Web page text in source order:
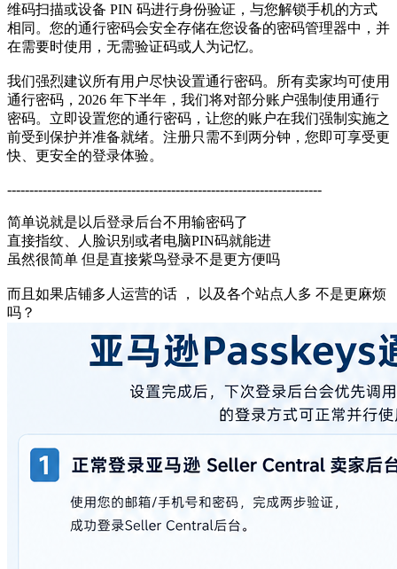
维码扫描或设备 PIN 码进行身份验证，与您解锁手机的方式
相同。您的通行密码会安全存储在您设备的密码管理器中，并
在需要时使用，无需验证码或人为记忆。
我们强烈建议所有用户尽快设置通行密码。所有卖家均可使用
通行密码，2026 年下半年，我们将对部分账户强制使用通行
密码。立即设置您的通行密码，让您的账户在我们强制实施之
前受到保护并准备就绪。注册只需不到两分钟，您即可享受更
快、更安全的登录体验。
-----------------------------------------------------------------------
简单说就是以后登录后台不用输密码了
直接指纹、人脸识别或者电脑PIN码就能进
虽然很简单 但是直接紫鸟登录不是更方便吗
而且如果店铺多人运营的话 ， 以及各个站点人多 不是更麻烦
吗？